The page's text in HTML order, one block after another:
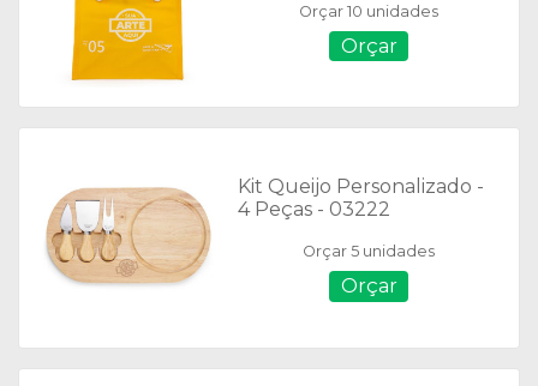
Orçar 10 unidades
Orçar
Kit Queijo Personalizado -
4 Peças - 03222
Orçar 5 unidades
Orçar